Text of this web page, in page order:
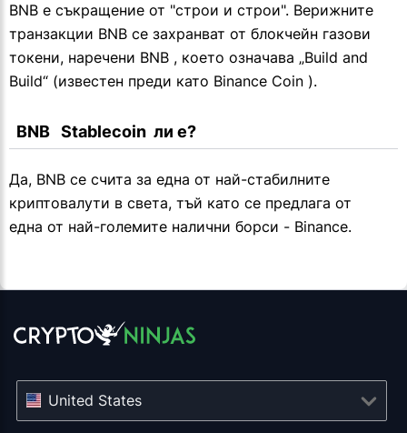
BNB е съкращение от "строи и строи". Верижните
транзакции BNB се захранват от блокчейн газови
токени, наречени BNB , което означава „Build and
Build“ (известен преди като Binance Coin ).
  BNB   Stablecoin  ли е?
Да, BNB се счита за една от най-стабилните
криптовалути в света, тъй като се предлага от
една от най-големите налични борси - Binance.
United States